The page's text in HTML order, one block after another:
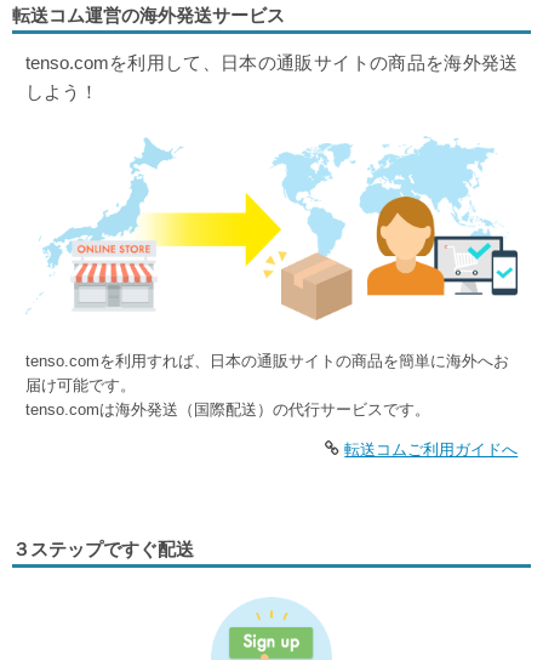
転送コム運営の海外発送サービス
tenso.comを利用して、日本の通販サイトの商品を海外発送
しよう！
tenso.comを利用すれば、日本の通販サイトの商品を簡単に海外へお
届け可能です。
tenso.comは海外発送（国際配送）の代行サービスです。
転送コムご利用ガイドへ
３ステップですぐ配送